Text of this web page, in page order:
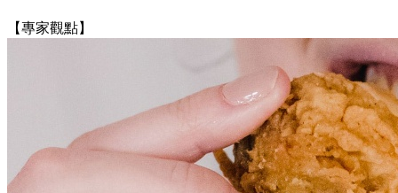
【專家觀點】